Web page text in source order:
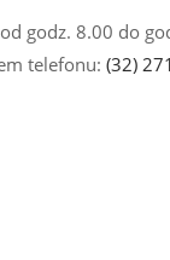
godz. 8.00 do
telefonu: (32)